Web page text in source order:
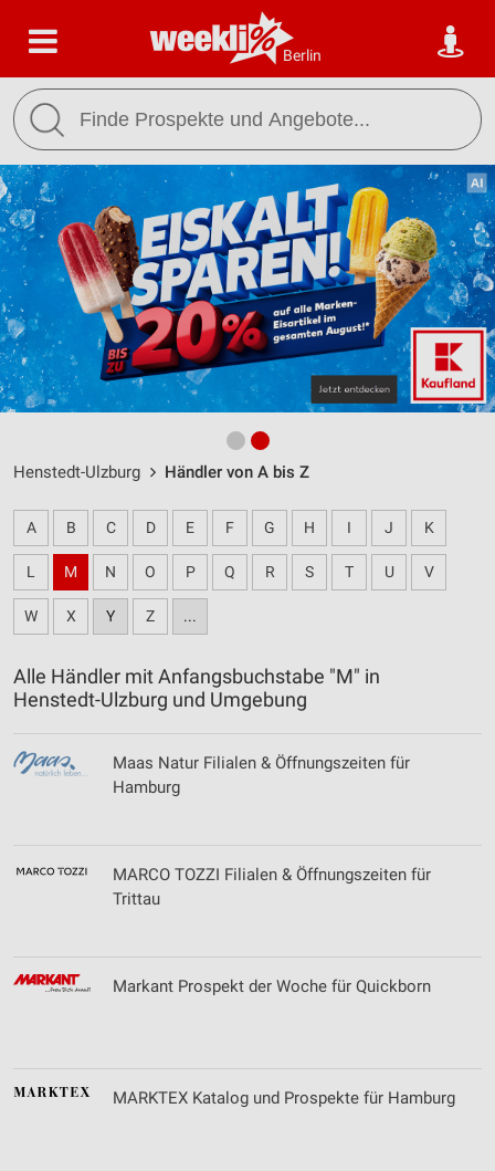
Berlin
Henstedt-Ulzburg Händler von A bis Z
A B C D E F G H I J K
L M N O P Q R S T U V
W X Y Z ...
Alle Händler mit Anfangsbuchstabe "M" in
Henstedt-Ulzburg und Umgebung
Maas Natur Filialen & Öffnungszeiten für
Hamburg
MARCO TOZZI Filialen & Öffnungszeiten für
Trittau
Markant Prospekt der Woche für Quickborn
MARKTEX Katalog und Prospekte für Hamburg